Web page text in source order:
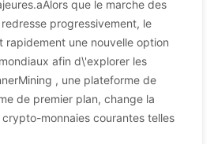
que le marche des
progressivement, le
rapidement une nouvelle option
afin d\'explorer les
, une plateforme de
de premier plan, change la
monnaies courantes telles